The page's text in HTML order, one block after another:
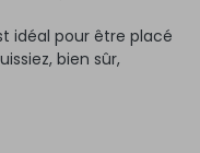
idéal pour être placé
bien sûr,